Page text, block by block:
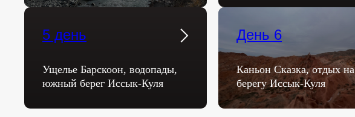
5 день
Ущелье Барскоон, водопады,
южный берег Иссык-Куля
День 6
Каньон Сказка, отдых на
берегу Иссык-Куля